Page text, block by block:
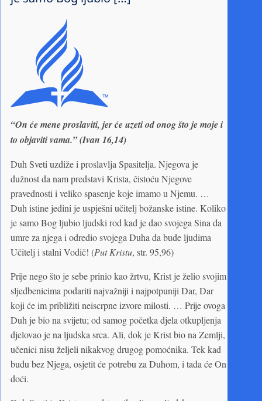
“On će mene proslaviti, jer će uzeti od onog što je moje i
to objaviti vama.” (Ivan 16,14)
Duh Sveti uzdiže i proslavlja Spasitelja. Njegova je
dužnost da nam predstavi Krista, čistoću Njegove
pravednosti i veliko spasenje koje imamo u Njemu. …
Duh istine jedini je uspješni učitelj božanske istine. Koliko
je samo Bog ljubio ljudski rod kad je dao svojega Sina da
umre za njega i odredio svojega Duha da bude ljudima
Učitelj i stalni Vodič! (Put Kristu, str. 95,96)
Prije nego što je sebe prinio kao žrtvu, Krist je želio svojim
sljedbenicima podariti najvažniji i najpotpuniji Dar, Dar
koji će im približiti neiscrpne izvore milosti. … Prije ovoga
Duh je bio na svijetu; od samog početka djela otkupljenja
djelovao je na ljudska srca. Ali, dok je Krist bio na Zemlji,
učenici nisu željeli nikakvog drugog pomoćnika. Tek kad
budu bez Njega, osjetit će potrebu za Duhom, i tada će On
doći.